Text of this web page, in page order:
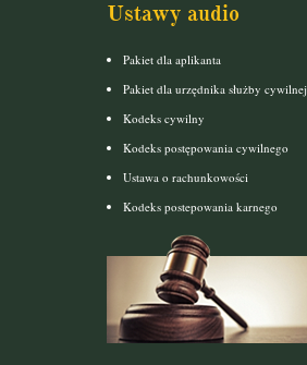
Ustawy audio
Pakiet dla aplikanta
Pakiet dla urzędnika służby cywilnej
Kodeks cywilny
Kodeks postępowania cywilnego
Ustawa o rachunkowości
Kodeks postepowania karnego